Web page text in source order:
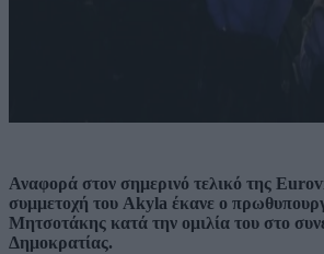
Αναφορά στον σημερινό τελικό της
συμμετοχή του Akyla έκανε ο
Μητσοτάκης κατά την ομιλία του στο
Δημοκρατίας.